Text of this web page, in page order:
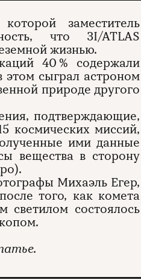
заместитель
что 3I/ATLAS
жизнью.
40 % содержали
сыграл астроном
природе другого
подтверждающие,
космических миссий,
ими данные
вещества в сторону
Михаэль Егер,
того, как комета
состоялось